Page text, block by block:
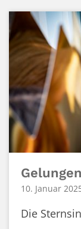
10. Januar
Die